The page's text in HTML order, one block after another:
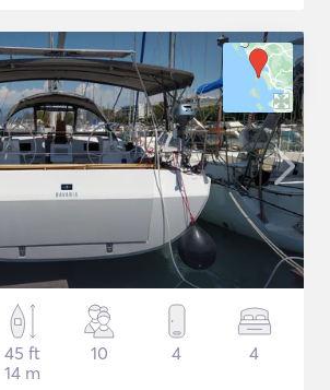
45 ft
14 m
10 4 4